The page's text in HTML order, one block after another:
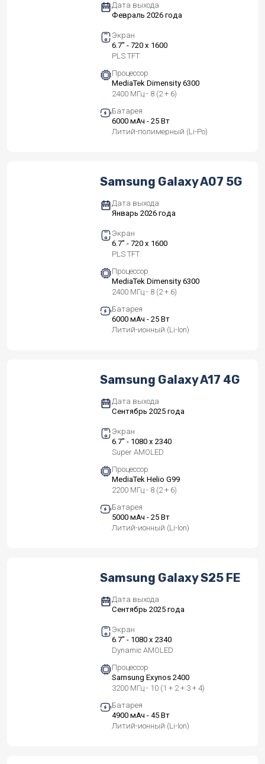
Дата выхода
Февраль 2026 года
Экран
6.7" - 720 x 1600
PLS TFT
Процессор
MediaTek Dimensity 6300
2400 МГц - 8 (2 + 6)
Батарея
6000 мАч - 25 Вт
Литий-полимерный (Li-Po)
Samsung Galaxy A07 5G
Дата выхода
Январь 2026 года
Экран
6.7" - 720 x 1600
PLS TFT
Процессор
MediaTek Dimensity 6300
2400 МГц - 8 (2 + 6)
Батарея
6000 мАч - 25 Вт
Литий-ионный (Li-Ion)
Samsung Galaxy A17 4G
Дата выхода
Сентябрь 2025 года
Экран
6.7" - 1080 x 2340
Super AMOLED
Процессор
MediaTek Helio G99
2200 МГц - 8 (2 + 6)
Батарея
5000 мАч - 25 Вт
Литий-ионный (Li-Ion)
Samsung Galaxy S25 FE
Дата выхода
Сентябрь 2025 года
Экран
6.7" - 1080 x 2340
Dynamic AMOLED
Процессор
Samsung Exynos 2400
3200 МГц - 10 (1 + 2 + 3 + 4)
Батарея
4900 мАч - 45 Вт
Литий-ионный (Li-Ion)